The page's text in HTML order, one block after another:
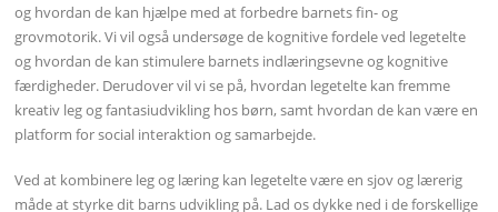
og hvordan de kan hjælpe med at forbedre barnets fin- og
grovmotorik. Vi vil også undersøge de kognitive fordele ved legetelte
og hvordan de kan stimulere barnets indlæringsevne og kognitive
færdigheder. Derudover vil vi se på, hvordan legetelte kan fremme
kreativ leg og fantasiudvikling hos børn, samt hvordan de kan være en
platform for social interaktion og samarbejde.
Ved at kombinere leg og læring kan legetelte være en sjov og lærerig
måde at styrke dit barns udvikling på. Lad os dykke ned i de forskellige